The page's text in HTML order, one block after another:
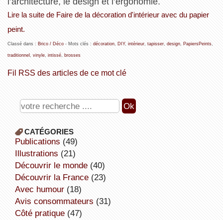
Lire la suite de Faire de la décoration d'intérieur avec du papier
peint.
Classé dans : Brico / Déco- Mots clés : décoration, DIY, intérieur, tapisser, design, PapiersPeints,
traditionnel vinyle, intissé, brosses
Fil RSS des articles de ce mot clé
CATÉGORIES
publications (49)
illustrations (21)
découvrir le monde(40)
découvrir la France(23)
avec humour(18)
avis consommateurs (31)
côté pratique(47)